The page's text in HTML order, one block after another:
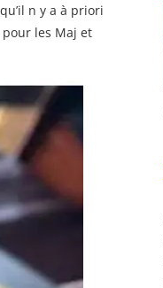
n y a à priori
pour les Maj et